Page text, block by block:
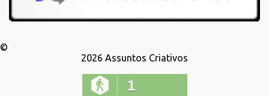
©
2026 Assuntos Criativos
1